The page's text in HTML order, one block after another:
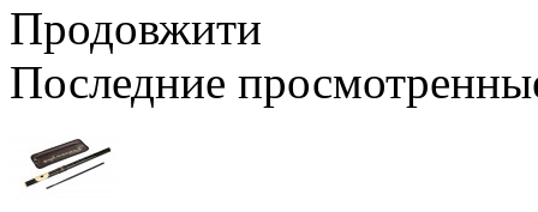
Продовжити
Последние